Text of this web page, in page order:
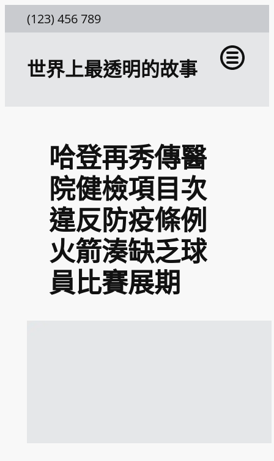
至
(123) 456 789
世界上最透明的故事
哈登再秀傳醫
院健檢項目次
違反防疫條例
火箭湊缺乏球
員比賽展期